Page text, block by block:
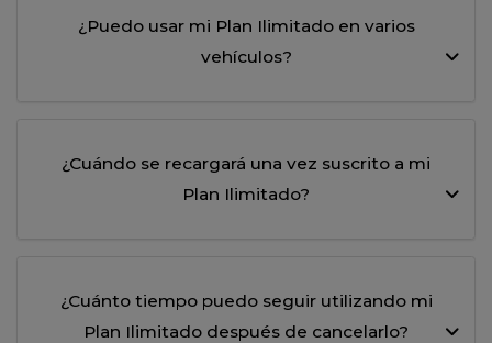
¿Puedo usar mi Plan Ilimitado en varios
vehículos?
¿Cuándo se recargará una vez suscrito a mi
Plan Ilimitado?
¿Cuánto tiempo puedo seguir utilizando mi
Plan Ilimitado después de cancelarlo?